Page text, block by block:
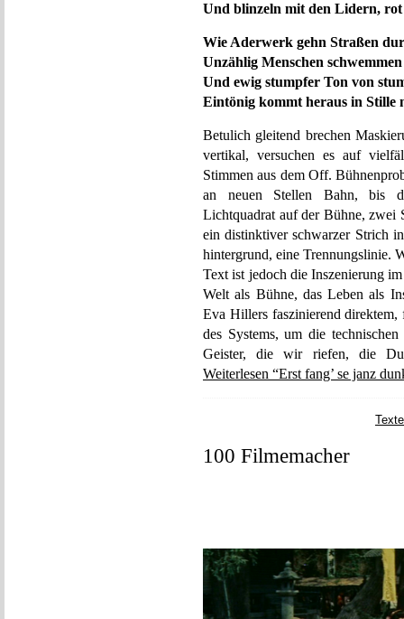
Und blinzeln mit den Lidern,
Wie Aderwerk gehn Straßen
Unzählig Menschen
Und ewig stumpfer Ton von
Eintönig kommt heraus in Stille
Betulich gleitend brechen
vertikal, versuchen es auf
Stimmen aus dem Off.
an neuen Stellen Bahn, bis
Lichtquadrat auf der Bühne, zwei
ein distinktiver schwarzer Strich
hintergrund, eine Trennungslinie.
Text ist jedoch die Inszenierung
Welt als Bühne, das Leben als
Eva Hillers faszinierend direktem,
des Systems, um die
Geister, die wir riefen, die
Weiterlesen “Erst fang’ se janz
Texte
100 Filmemacher